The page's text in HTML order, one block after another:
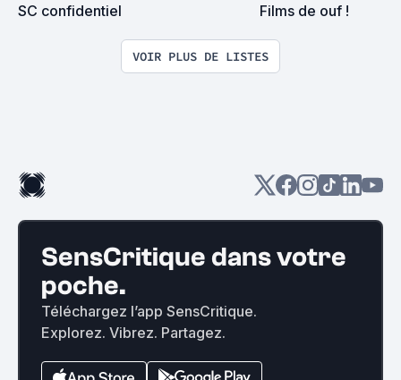
SC confidentiel Films de ouf !
VOIR PLUS DE LISTES
SensCritique dans votre
poche.
Téléchargez l’app SensCritique.
Explorez. Vibrez. Partagez.